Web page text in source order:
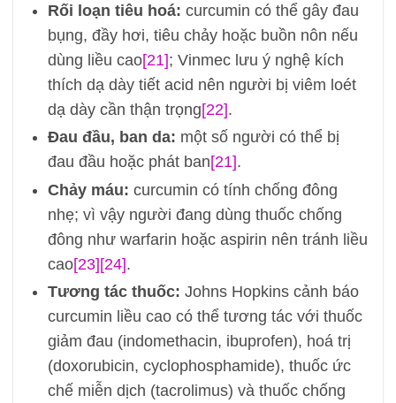
Rối loạn tiêu hoá: curcumin có thể gây đau
bụng, đầy hơi, tiêu chảy hoặc buồn nôn nếu
dùng liều cao[21]; Vinmec lưu ý nghệ kích
thích dạ dày tiết acid nên người bị viêm loét
dạ dày cần thận trọng[22].
Đau đầu, ban da: một số người có thể bị
đau đầu hoặc phát ban[21].
Chảy máu: curcumin có tính chống đông
nhẹ; vì vậy người đang dùng thuốc chống
đông như warfarin hoặc aspirin nên tránh liều
cao[23][24].
Tương tác thuốc: Johns Hopkins cảnh báo
curcumin liều cao có thể tương tác với thuốc
giảm đau (indomethacin, ibuprofen), hoá trị
(doxorubicin, cyclophosphamide), thuốc ức
chế miễn dịch (tacrolimus) và thuốc chống